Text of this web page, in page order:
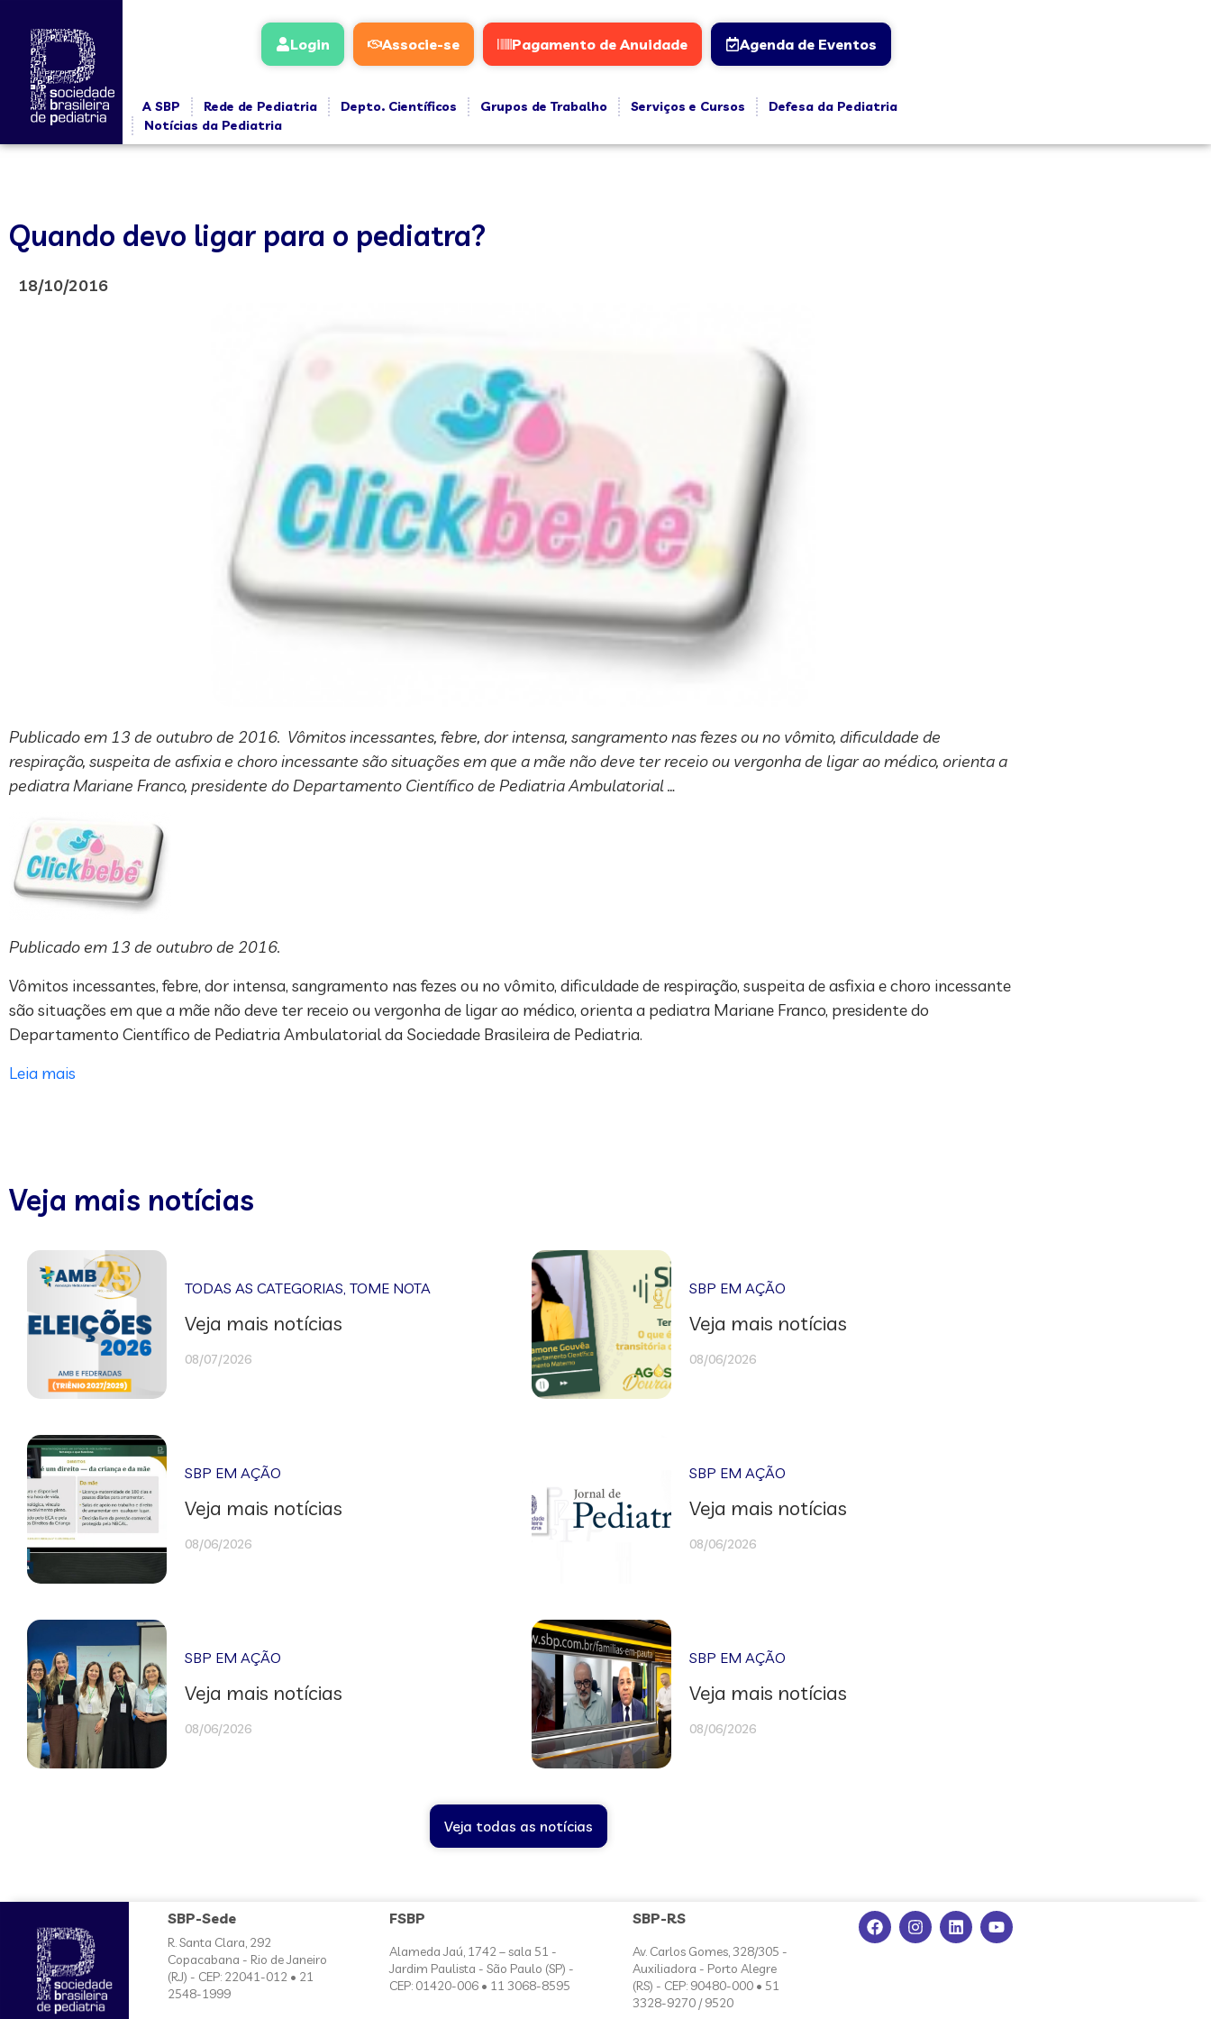
Login Associe-se Pagamento de Anuidade Agenda de Eventos
A SBP Rede de Pediatria Depto. Científicos Grupos de Trabalho Serviços e Cursos
Defesa da Pediatria
Notícias da Pediatria
Quando devo ligar para o pediatra?
18/10/2016
Publicado em 13 de outubro de 2016. Vômitos incessantes, febre, dor intensa, sangramento nas fezes ou no vômito, dificuldade de
respiração, suspeita de asfixia e choro incessante são situações em que a mãe não deve ter receio ou vergonha de ligar ao médico, orienta a
pediatra Mariane Franco, presidente do Departamento Científico de Pediatria Ambulatorial …
Publicado em 13 de outubro de 2016.
Vômitos incessantes, febre, dor intensa, sangramento nas fezes ou no vômito, dificuldade de respiração, suspeita de asfixia e choro incessante
são situações em que a mãe não deve ter receio ou vergonha de ligar ao médico, orienta a pediatra Mariane Franco, presidente do
Departamento Científico de Pediatria Ambulatorial da Sociedade Brasileira de Pediatria.
Leia mais
Veja mais notícias
TODAS AS CATEGORIAS,TOME NOTA
Veja mais notícias
08/07/2026
SBP EM AÇÃO
Veja mais notícias
08/06/2026
SBP EM AÇÃO
Veja mais notícias
08/06/2026
SBP EM AÇÃO
Veja mais notícias
08/06/2026
SBP EM AÇÃO
Veja mais notícias
08/06/2026
SBP EM AÇÃO
Veja mais notícias
08/06/2026
Veja todas as notícias
SBP-Sede
R. Santa Clara, 292
Copacabana - Rio de Janeiro
(RJ) - CEP: 22041-012 • 21
2548-1999
FSBP
Alameda Jaú, 1742 – sala 51 -
Jardim Paulista - São Paulo (SP) -
CEP: 01420-006 • 11 3068-8595
SBP-RS
Av. Carlos Gomes, 328/305 -
Auxiliadora - Porto Alegre
(RS) - CEP: 90480-000 • 51
3328-9270 / 9520